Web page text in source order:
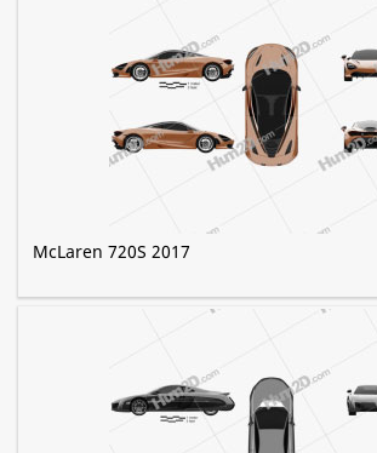
McLaren 720S 2017